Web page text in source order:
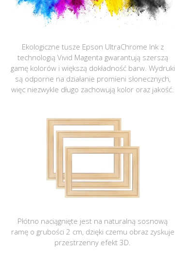
Ekologiczne tusze Epson UltraChrome Ink z
technologią Vivid Magenta gwarantują szerszą
gamę kolorów i większą dokładność barw. Wydruki
są odporne na działanie promieni słonecznych,
więc niezwykle długo zachowują kolor oraz jakość.
Płótno naciągnięte jest na naturalną sosnową
ramę o grubości 2 cm, dzięki czemu obraz zyskuje
przestrzenny efekt 3D.